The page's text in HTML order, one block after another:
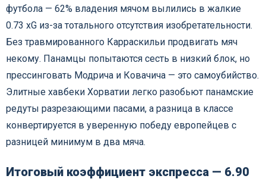
футбола — 62% владения мячом вылились в жалкие
0.73 xG из-за тотального отсутствия изобретательности.
Без травмированного Карраскильи продвигать мяч
некому. Панамцы попытаются сесть в низкий блок, но
прессинговать Модрича и Ковачича — это самоубийство.
Элитные хавбеки Хорватии легко разобьют панамские
редуты разрезающими пасами, а разница в классе
конвертируется в уверенную победу европейцев с
разницей минимум в два мяча.
Итоговый коэффициент экспресса — 6.90